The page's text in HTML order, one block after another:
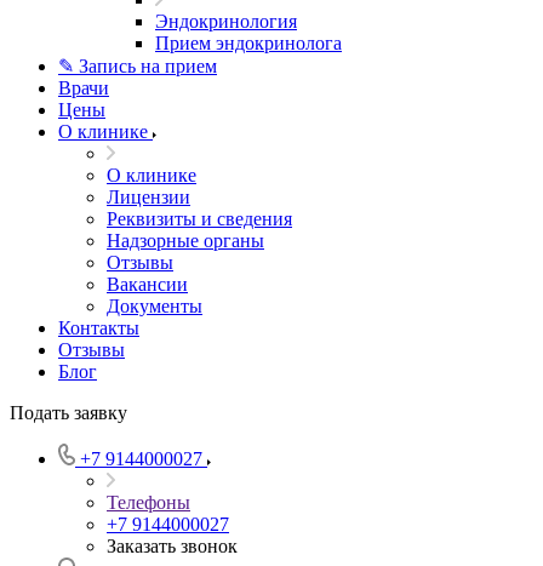
Эндокринология
Прием эндокринолога
✎ Запись на прием
Врачи
Цены
О клинике
О клинике
Лицензии
Реквизиты и сведения
Надзорные органы
Отзывы
Вакансии
Документы
Контакты
Отзывы
Блог
Подать заявку
+7 9144000027
Телефоны
+7 9144000027
Заказать звонок